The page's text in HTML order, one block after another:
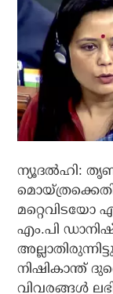
ന്യൂദല്‍ഹി:
മറ്റെവിടയോ
എം.പി
നിഷികാന്ത്
വിവരങ്ങള്‍